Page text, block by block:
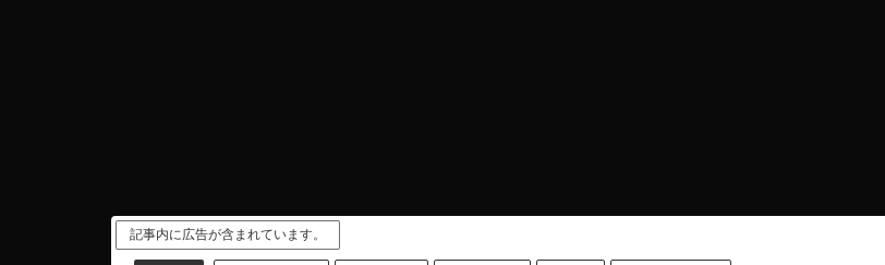
記事内に広告が含まれています。